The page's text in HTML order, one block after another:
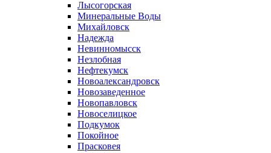
Лысогорская
Минеральные Воды
Михайловск
Надежда
Невинномысск
Незлобная
Нефтекумск
Новоалександровск
Новозаведенное
Новопавловск
Новоселицкое
Подкумок
Покойное
Прасковея